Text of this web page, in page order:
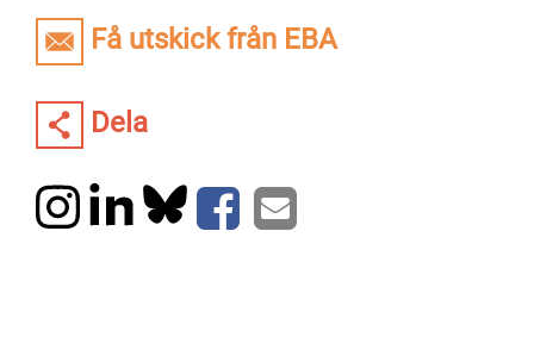
Få utskick från EBA
Dela